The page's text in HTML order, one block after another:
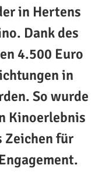
in Hertens
Dank des
4.500 Euro
in
So wurde
Kinoerlebnis
Zeichen für